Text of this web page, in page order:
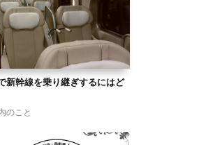
幹線を乗り継ぎするにはど
のこと